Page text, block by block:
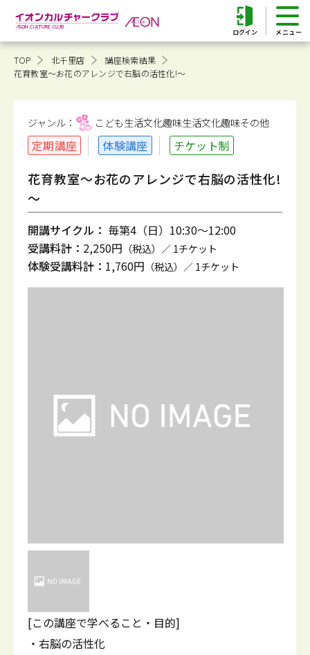
ログイン
TOP 北千里店
講座検索結果
花育教室～お花のアレンジで右脳の活性化!～
ジャンル： こども生活文化趣味生活文化趣味その他
定期講座 体験講座 チケット制
花育教室～お花のアレンジで右脳の活性化!
～
開講サイクル： 毎第4（日）10:30～12:00
受講料計： 2,250円 （税込）／ 1チケット
体験受講料計： 1,760円 （税込）／ 1チケット
[この講座で学べること・目的]
・右脳の活性化